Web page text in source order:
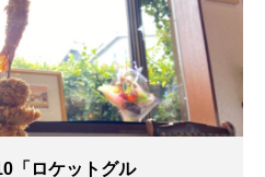
「ロケットグル